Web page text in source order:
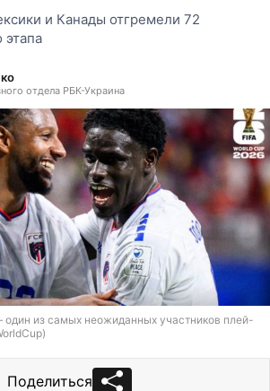
и Канады отгремели 72
этапа
отдела РБК-Украина
из самых неожиданных участников плей-
Поделиться